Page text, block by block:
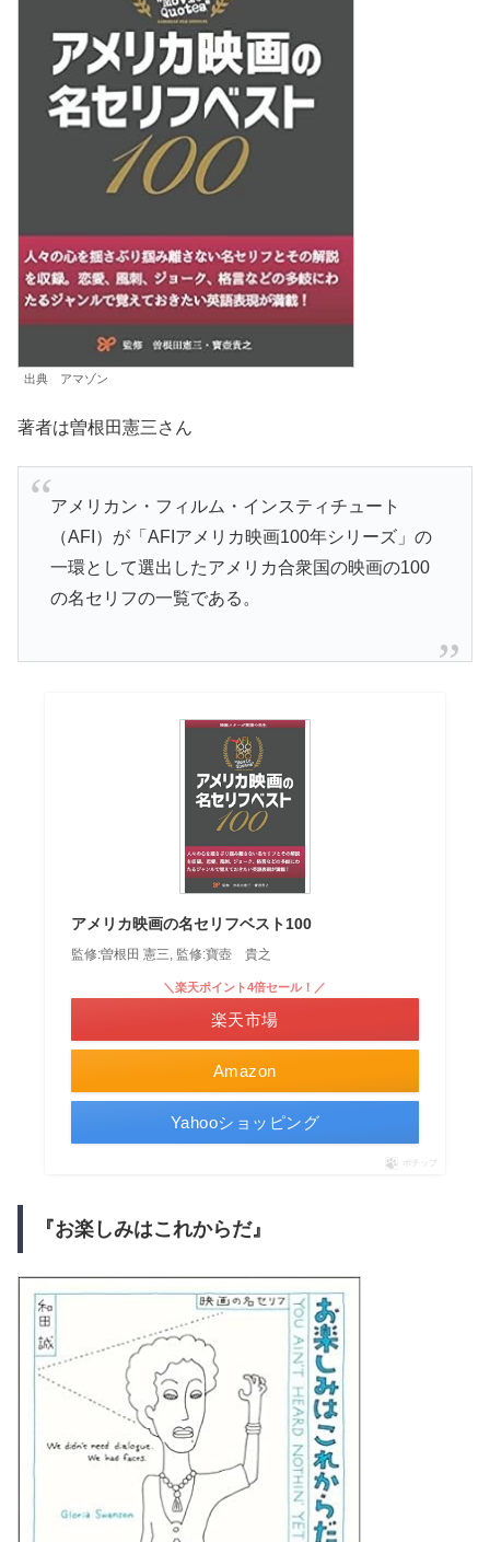
出典 アマゾン
著者は曽根田憲三さん
アメリカン・フィルム・インスティチュート
（AFI）が「AFIアメリカ映画100年シリーズ」の
一環として選出したアメリカ合衆国の映画の100
の名セリフの一覧である。
アメリカ映画の名セリフベスト100
監修:曽根田 憲三, 監修:寶壺 貴之
Amazon
＼楽天ポイント4倍セール！／
楽天市場
Yahooショッピング
ポチップ
『お楽しみはこれからだ』